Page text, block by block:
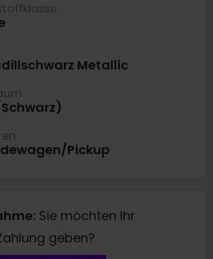
Metallic
Pickup
Sie möchten Ihr
geben?